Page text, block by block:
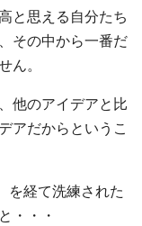
と思える自分たち
その中から一番だ
ん。
他のアイデアと比
アだからというこ
を経て洗練された
・・・